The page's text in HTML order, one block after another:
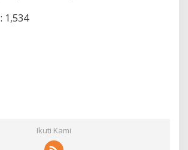
1,534
Ikuti Kami